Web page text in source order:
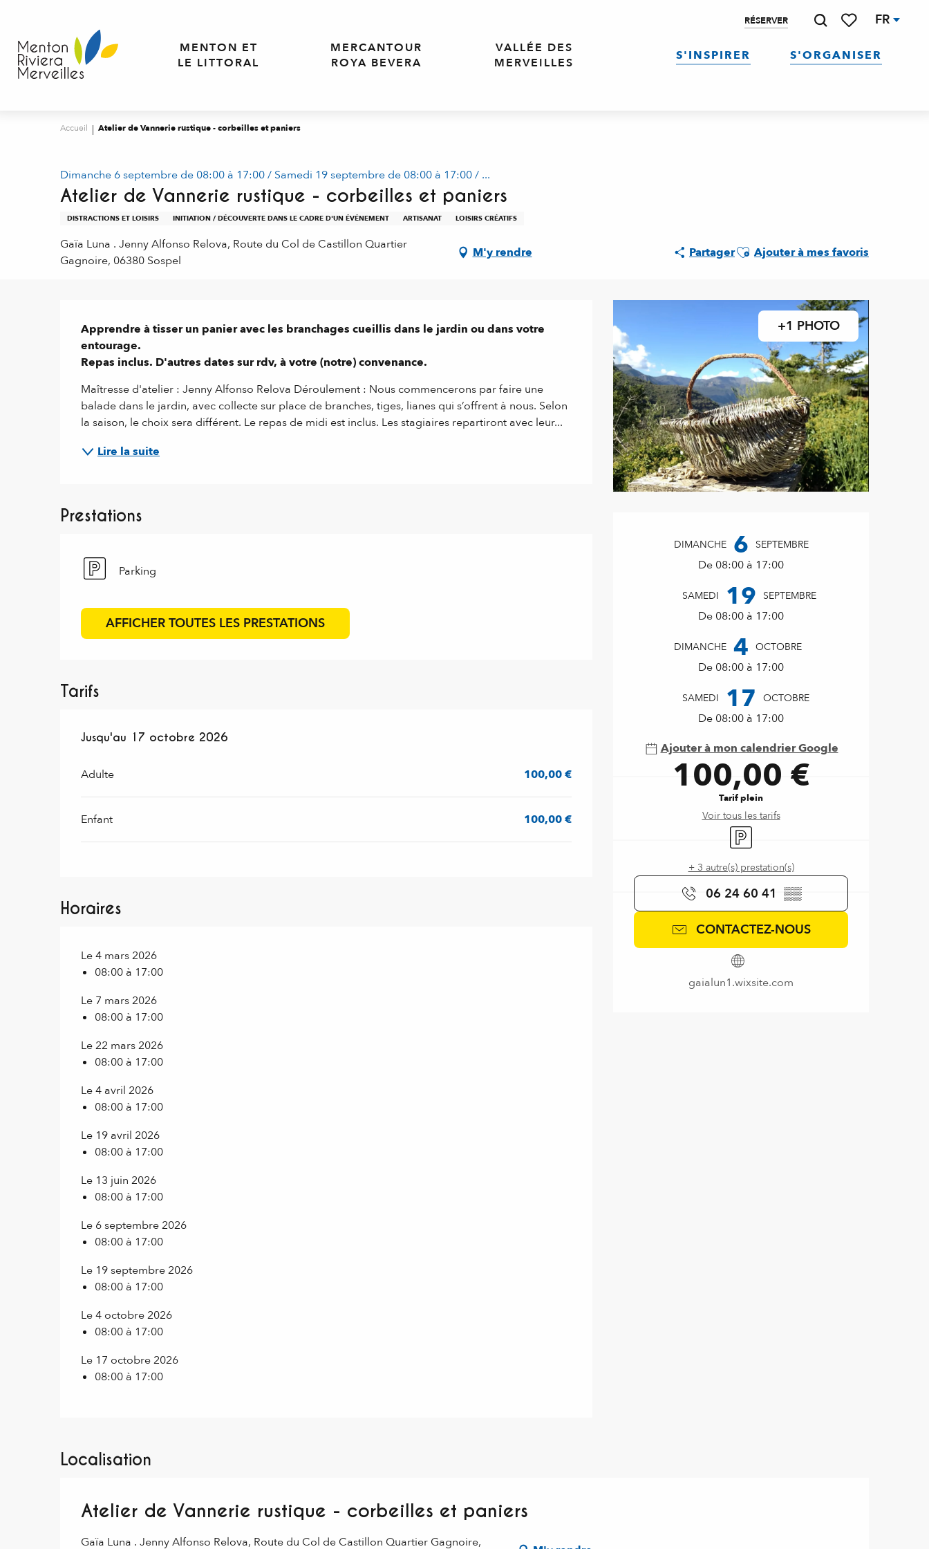
contenu
principal
RÉSERVER FR
MENTON ET
LE LITTORAL
MERCANTOUR
ROYA BEVERA
VALLÉE DES
MERVEILLES
S'INSPIRER S'ORGANISER
Accueil Atelier de Vannerie rustique - corbeilles et paniers
Dimanche 6 septembre de 08:00 à 17:00 / Samedi 19 septembre de 08:00 à 17:00 / ...
Atelier de Vannerie rustique - corbeilles et paniers
DISTRACTIONS ET LOISIRS INITIATION / DÉCOUVERTE DANS LE CADRE D'UN ÉVÉNEMENT ARTISANAT LOISIRS CRÉATIFS
Gaïa Luna . Jenny Alfonso Relova, Route du Col de Castillon Quartier
Gagnoire, 06380 Sospel
M'y rendre PartagerAjouter aux favoris
Ajouter à mes favoris
+1 PHOTO
Ouverture et coordonnées
DIMANCHE 6 SEPTEMBRE
De 08:00 à 17:00
SAMEDI 19 SEPTEMBRE
De 08:00 à 17:00
DIMANCHE 4 OCTOBRE
De 08:00 à 17:00
SAMEDI 17 OCTOBRE
De 08:00 à 17:00
Ajouter à mon calendrier Google
100,00 €
Tarif plein
Voir tous les tarifs
Parking
+ 3 autre(s) prestation(s)
06 24 60 41 ▒▒
CONTACTEZ-NOUS
gaialun1.wixsite.com
Description
Apprendre à tisser un panier avec les branchages cueillis dans le jardin ou dans votre
entourage.
Repas inclus. D'autres dates sur rdv, à votre (notre) convenance.
Maîtresse d'atelier : Jenny Alfonso Relova Déroulement : Nous commencerons par faire une
balade dans le jardin, avec collecte sur place de branches, tiges, lianes qui s’offrent à nous. Selon
la saison, le choix sera différent. Le repas de midi est inclus. Les stagiaires repartiront avec leur...
Lire la suite
Prestations
Parking
AFFICHER TOUTES LES PRESTATIONS
Tarifs
Du4 mars 2026au17 octobre 2026
Jusqu'au 17 octobre 2026
Adulte 100,00 €
Enfant 100,00 €
Horaires
Le 4 mars 2026
08:00 à 17:00
Le 7 mars 2026
08:00 à 17:00
Le 22 mars 2026
08:00 à 17:00
Le 4 avril 2026
08:00 à 17:00
Le 19 avril 2026
08:00 à 17:00
Le 13 juin 2026
08:00 à 17:00
Le 6 septembre 2026
08:00 à 17:00
Le 19 septembre 2026
08:00 à 17:00
Le 4 octobre 2026
08:00 à 17:00
Le 17 octobre 2026
08:00 à 17:00
Localisation
Atelier de Vannerie rustique - corbeilles et paniers
Gaïa Luna . Jenny Alfonso Relova, Route du Col de Castillon Quartier Gagnoire,